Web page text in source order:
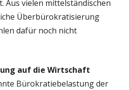
Aus vielen mittelständischen
Überbürokratisierung
dafür noch nicht
auf die Wirtschaft
Bürokratiebelastung der